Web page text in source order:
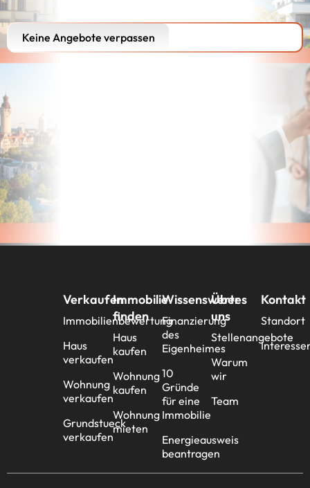
Keine Angebote verpassen
Verkaufen
Immobilienbewertung
Haus
verkaufen
Wohnung
verkaufen
Grundstueck
verkaufen
Immobilie
finden
Haus
kaufen
Wohnung
kaufen
Wohnung
mieten
Wissenswertes
Finanzierung
des
Eigenheimes
10
Gründe
für eine
Immobilie
Energieausweis
beantragen
Über
uns
Stellenangebote
Warum
wir
Team
Kontakt
Standort